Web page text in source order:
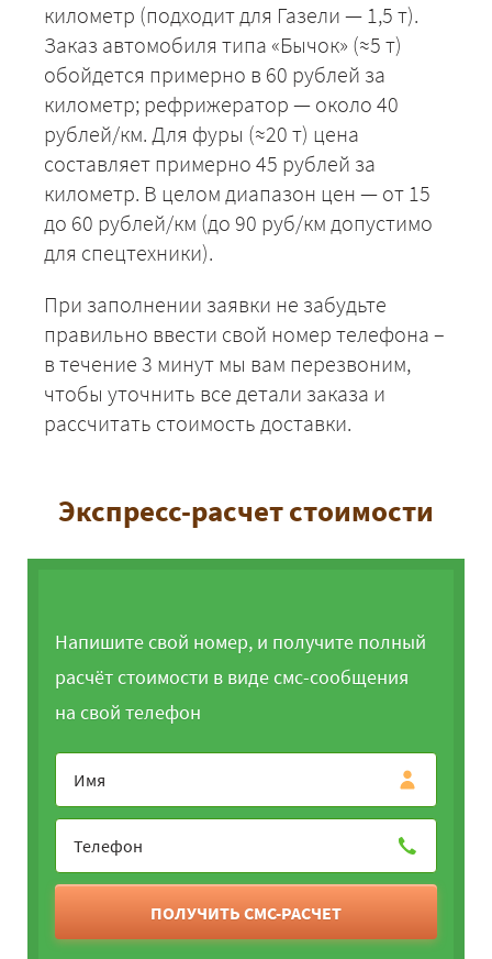
километр (подходит для Газели — 1,5 т).
Заказ автомобиля типа «Бычок» (≈5 т)
обойдется примерно в 60 рублей за
километр; рефрижератор — около 40
рублей/км. Для фуры (≈20 т) цена
составляет примерно 45 рублей за
километр. В целом диапазон цен — от 15
до 60 рублей/км (до 90 руб/км допустимо
для спецтехники).
При заполнении заявки не забудьте
правильно ввести свой номер телефона –
в течение 3 минут мы вам перезвоним,
чтобы уточнить все детали заказа и
рассчитать стоимость доставки.
Экспресс-расчет стоимости
Напишите свой номер, и получите полный
расчёт стоимости в виде смс-сообщения
на свой телефон
ПОЛУЧИТЬ СМС-РАСЧЕТ